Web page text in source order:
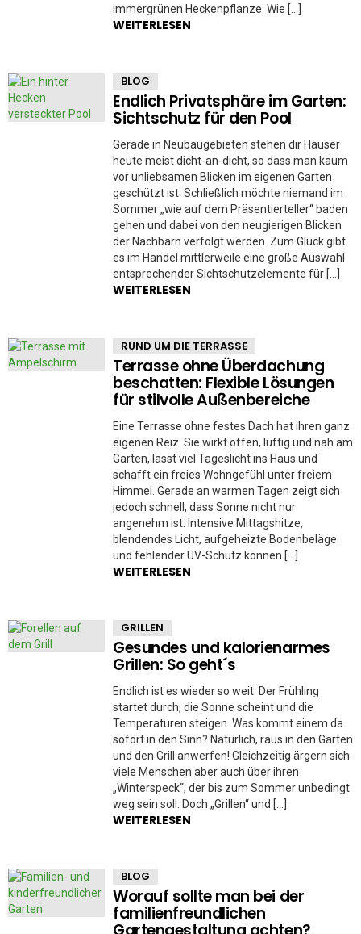
immergrünen Heckenpflanze. Wie […]
WEITERLESEN
BLOG
Endlich Privatsphäre im Garten:
Sichtschutz für den Pool
Gerade in Neubaugebieten stehen dir Häuser
heute meist dicht-an-dicht, so dass man kaum
vor unliebsamen Blicken im eigenen Garten
geschützt ist. Schließlich möchte niemand im
Sommer „wie auf dem Präsentierteller“ baden
gehen und dabei von den neugierigen Blicken
der Nachbarn verfolgt werden. Zum Glück gibt
es im Handel mittlerweile eine große Auswahl
entsprechender Sichtschutzelemente für […]
WEITERLESEN
RUND UM DIE TERRASSE
Terrasse ohne Überdachung
beschatten: Flexible Lösungen
für stilvolle Außenbereiche
Eine Terrasse ohne festes Dach hat ihren ganz
eigenen Reiz. Sie wirkt offen, luftig und nah am
Garten, lässt viel Tageslicht ins Haus und
schafft ein freies Wohngefühl unter freiem
Himmel. Gerade an warmen Tagen zeigt sich
jedoch schnell, dass Sonne nicht nur
angenehm ist. Intensive Mittagshitze,
blendendes Licht, aufgeheizte Bodenbeläge
und fehlender UV-Schutz können […]
WEITERLESEN
GRILLEN
Gesundes und kalorienarmes
Grillen: So geht´s
Endlich ist es wieder so weit: Der Frühling
startet durch, die Sonne scheint und die
Temperaturen steigen. Was kommt einem da
sofort in den Sinn? Natürlich, raus in den Garten
und den Grill anwerfen! Gleichzeitig ärgern sich
viele Menschen aber auch über ihren
„Winterspeck“, der bis zum Sommer unbedingt
weg sein soll. Doch „Grillen“ und […]
WEITERLESEN
BLOG
Worauf sollte man bei der
familienfreundlichen